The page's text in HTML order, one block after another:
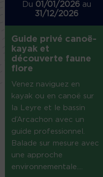
Du 01/01/2026au
31/12/2026
Guide privé canoë-
kayak et
découverte faune
flore
Venez naviguez en
kayak ou en canoë sur
la Leyre et le bassin
d’Arcachon avec un
guide professionnel.
Balade sur mesure avec
une approche
environnementale....